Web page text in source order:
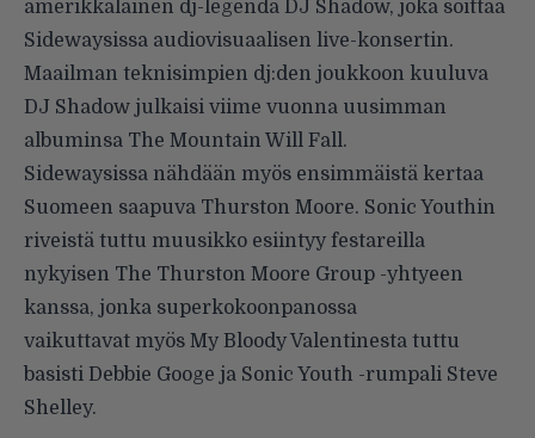
amerikkalainen dj-legenda DJ Shadow, joka soittaa
Sidewaysissa audiovisuaalisen live-konsertin.
Maailman teknisimpien dj:den joukkoon kuuluva
DJ Shadow julkaisi viime vuonna uusimman
albuminsa The Mountain Will Fall.
Sidewaysissa nähdään myös ensimmäistä kertaa
Suomeen saapuva Thurston Moore. Sonic Youthin
riveistä tuttu muusikko esiintyy festareilla
nykyisen The Thurston Moore Group -yhtyeen
kanssa, jonka superkokoonpanossa
vaikuttavat myös My Bloody Valentinesta tuttu
basisti Debbie Googe ja Sonic Youth -rumpali Steve
Shelley.